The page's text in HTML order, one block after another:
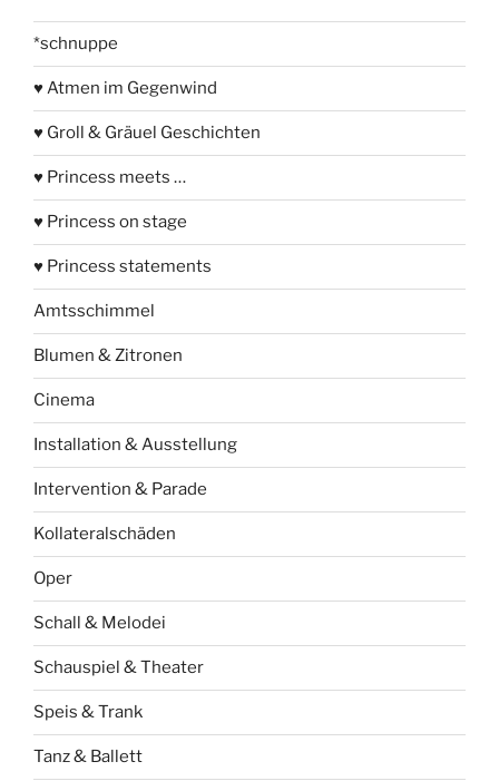
*schnuppe
♥ Atmen im Gegenwind
♥ Groll & Gräuel Geschichten
♥ Princess meets …
♥ Princess on stage
♥ Princess statements
Amtsschimmel
Blumen & Zitronen
Cinema
Installation & Ausstellung
Intervention & Parade
Kollateralschäden
Oper
Schall & Melodei
Schauspiel & Theater
Speis & Trank
Tanz & Ballett